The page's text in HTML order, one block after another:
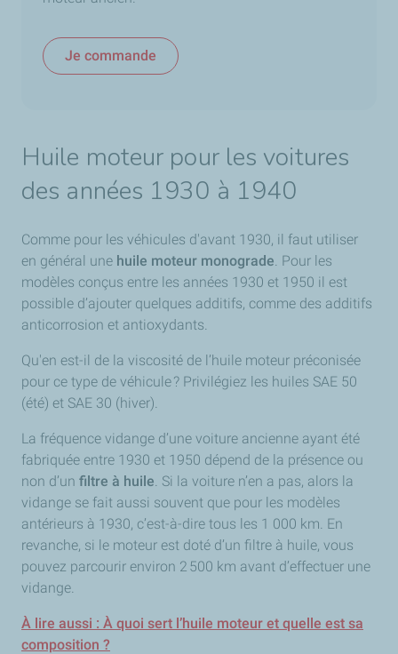
Je commande
Huile moteur pour les voitures
des années 1930 à 1940
Comme pour les véhicules d'avant 1930, il faut utiliser
en général une huile moteur monograde. Pour les
modèles conçus entre les années 1930 et 1950 il est
possible d’ajouter quelques additifs, comme des additifs
anticorrosion et antioxydants.
Qu'en est-il de la viscosité de l’huile moteur préconisée
pour ce type de véhicule ? Privilégiez les huiles SAE 50
(été) et SAE 30 (hiver).
La fréquence vidange d’une voiture ancienne ayant été
fabriquée entre 1930 et 1950 dépend de la présence ou
non d’un filtre à huile. Si la voiture n’en a pas, alors la
vidange se fait aussi souvent que pour les modèles
antérieurs à 1930, c’est-à-dire tous les 1 000 km. En
revanche, si le moteur est doté d’un filtre à huile, vous
pouvez parcourir environ 2 500 km avant d’effectuer une
vidange.
À lire aussi : À quoi sert l’huile moteur et quelle est sa
composition ?